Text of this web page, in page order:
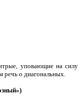
уповающие на силу
речь о диагональных.